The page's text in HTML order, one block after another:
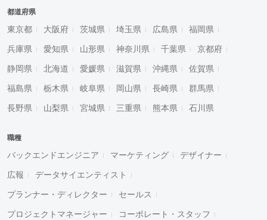
都道府県
東京都 大阪府 茨城県 埼玉県 広島県 福岡県
兵庫県 愛知県 山形県 神奈川県 千葉県 京都府
静岡県 北海道 愛媛県 滋賀県 沖縄県 佐賀県
福島県 栃木県 岐阜県 岡山県 長崎県 群馬県
長野県 山梨県 宮城県 三重県 熊本県 石川県
職種
バックエンドエンジニア マーケティング デザイナー
広報 データサイエンティスト
プランナー・ディレクター セールス
プロジェクトマネージャー コーポレート・スタッフ